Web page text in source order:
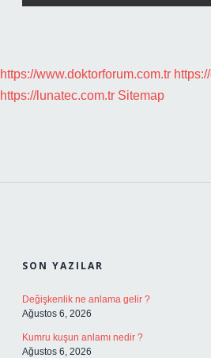
https://www.doktorforum.com.tr
https://lunatec.com.tr Sitemap
SON YAZILAR
Değişkenlik ne anlama gelir ?
Ağustos 6, 2026
Kumru kuşun anlamı nedir ?
Ağustos 6, 2026